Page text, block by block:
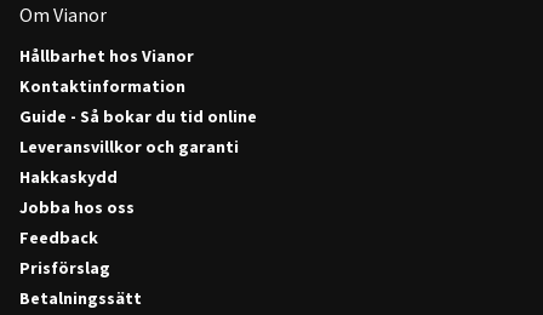
Om Vianor
Hållbarhet hos Vianor
Kontaktinformation
Guide - Så bokar du tid online
Leveransvillkor och garanti
Hakkaskydd
Jobba hos oss
Feedback
Prisförslag
Betalningssätt